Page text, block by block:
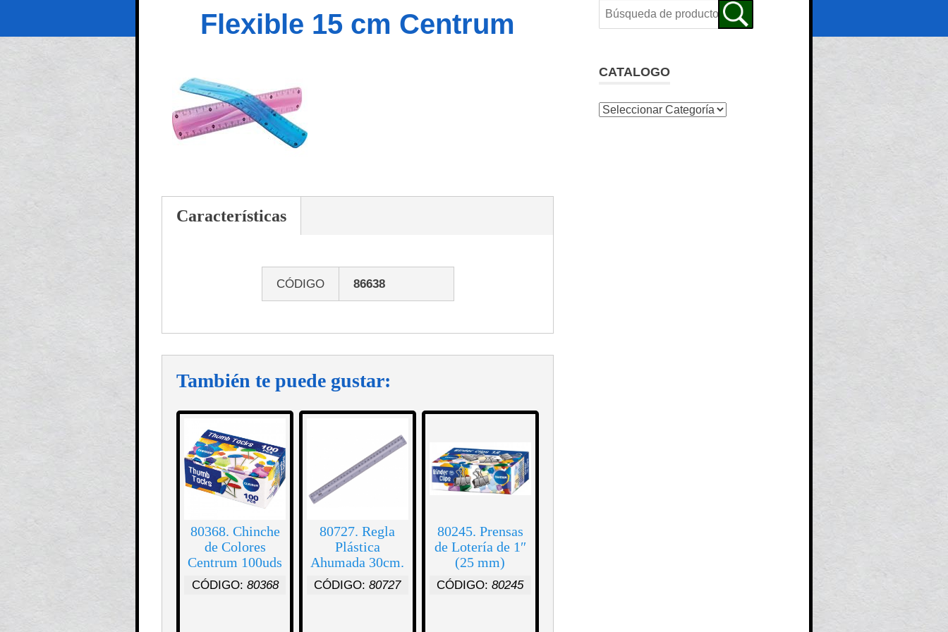
Flexible 15 cm Centrum
Características
CÓDIGO 86638
También te puede gustar:
80368. Chinche
de Colores
Centrum 100uds
CÓDIGO: 80368
80727. Regla
Plástica
Ahumada 30cm.
CÓDIGO: 80727
80245. Prensas
de Lotería de 1″
(25 mm)
CÓDIGO: 80245
CATALOGO